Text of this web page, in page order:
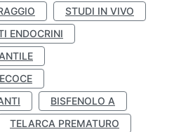
STUDI IN VIVO
ENDOCRINI
BISFENOLO A
TELARCA PREMATURO